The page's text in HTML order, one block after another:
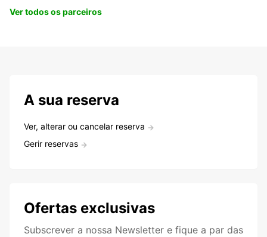
Ver todos os parceiros
A sua reserva
Ver, alterar ou cancelar reserva
Gerir reservas
Ofertas exclusivas
Subscrever a nossa Newsletter e fique a par das